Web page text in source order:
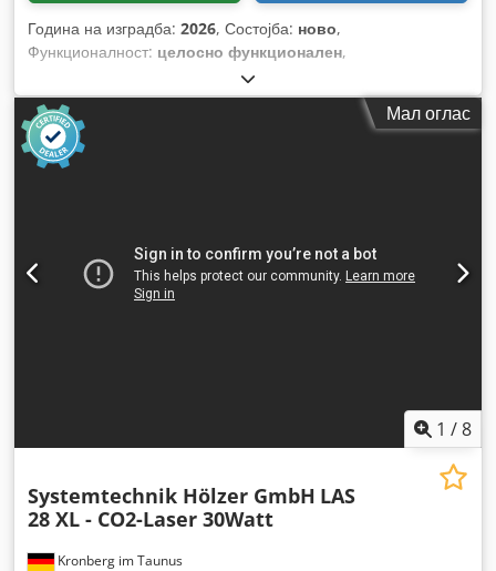
Година на изградба: 2026, Состојба: ново,
Функционалност: целосно функционален,
Мал оглас
1 /8
Kronberg im Taunus
Systemtechnik Hölzer GmbH LAS
28 XL - CO2-Laser 30Watt